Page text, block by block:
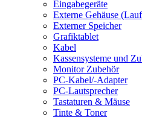
Eingabegeräte
Externe Gehäuse
Externer Speicher
Grafiktablet
Kabel
Kassensysteme und
Monitor Zubehör
PC-Kabel/-Adapter
PC-Lautsprecher
Tastaturen & Mäuse
Tinte & Toner